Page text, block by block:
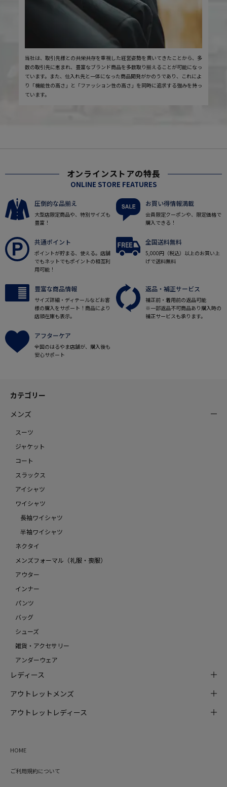
当社は、取引先様との共栄共存を重視した経営姿勢を貫いてきたことから、多
数の取引先に恵まれ、豊富なブランド商品を多数取り揃えることが可能になっ
ています。また、仕入れ先と一体になった商品開発がかのうであり、これによ
り「機能性の高さ」と「ファッション性の高さ」を同時に追求する強みを持っ
ています。
オンラインストアの特長
ONLINE STORE FEATURES
圧倒的な品揃え
大型店限定商品や、特別サイズも
豊富！
お買い得情報満載
会員限定クーポンや、限定価格で
購入できる！
共通ポイント
ポイントが貯まる、使える。店舗
でもネットでもポイントの相互利
用可能！
全国送料無料
5,000円（税込）以上のお買い上
げで送料無料
豊富な商品情報
サイズ詳細・ディテールなどお客
様の購入をサポート！商品により
店頭在庫も表示。
返品・補正サービス
補正前・着用前の返品可能
※一部返品不可商品あり購入時の
補正サービスも承ります。
アフターケア
全国のはるやま店舗が、購入後も
安心サポート
カテゴリー
メンズ
スーツ
ジャケット
コート
スラックス
アイシャツ
ワイシャツ
長袖ワイシャツ
半袖ワイシャツ
ネクタイ
メンズフォーマル（礼服・喪服）
アウター
インナー
パンツ
バッグ
シューズ
雑貨・アクセサリー
アンダーウェア
レディース
アウトレットメンズ
アウトレットレディース
HOME
ご利用規約について